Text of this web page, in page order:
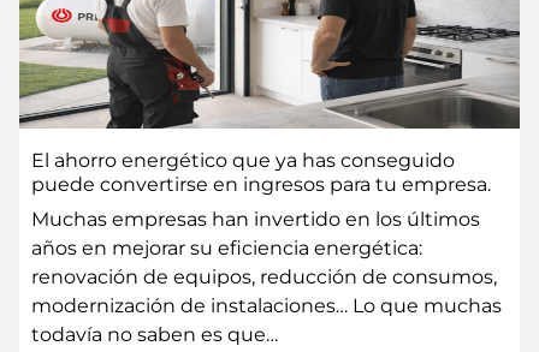
El ahorro energético que ya has conseguido
puede convertirse en ingresos para tu empresa.
Muchas empresas han invertido en los últimos
años en mejorar su eficiencia energética:
renovación de equipos, reducción de consumos,
modernización de instalaciones… Lo que muchas
todavía no saben es que…